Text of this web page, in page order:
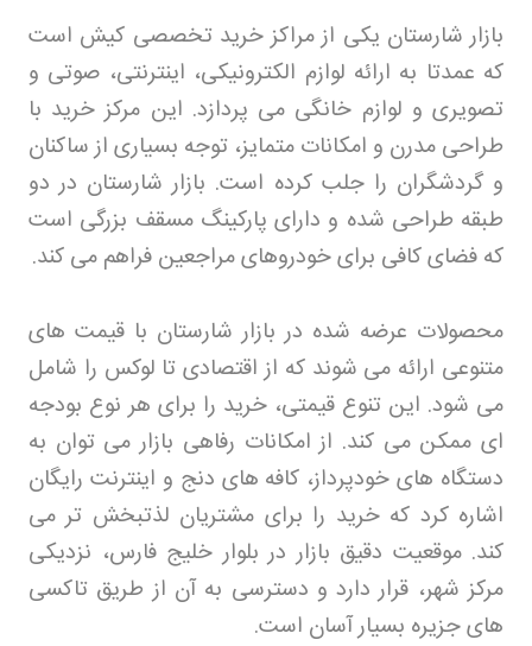
بازار شارستان یکی از مراکز خرید تخصصی کیش است
که عمدتا به ارائه لوازم الکترونیکی، اینترنتی، صوتی و
تصویری و لوازم خانگی می پردازد. این مرکز خرید با
طراحی مدرن و امکانات متمایز، توجه بسیاری از ساکنان
و گردشگران را جلب کرده است. بازار شارستان در دو
طبقه طراحی شده و دارای پارکینگ مسقف بزرگی است
که فضای کافی برای خودروهای مراجعین فراهم می کند.
محصولات عرضه شده در بازار شارستان با قیمت های
متنوعی ارائه می شوند که از اقتصادی تا لوکس را شامل
می شود. این تنوع قیمتی، خرید را برای هر نوع بودجه
ای ممکن می کند. از امکانات رفاهی بازار می توان به
دستگاه های خودپرداز، کافه های دنج و اینترنت رایگان
اشاره کرد که خرید را برای مشتریان لذتبخش تر می
کند. موقعیت دقیق بازار در بلوار خلیج فارس، نزدیکی
مرکز شهر، قرار دارد و دسترسی به آن از طریق تاکسی
های جزیره بسیار آسان است.